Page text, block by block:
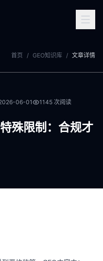
首页 / GEO知识库 / 文章详情
06-01 1145 次阅读
殊限制：合规才